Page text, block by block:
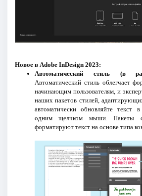
Новое в Adobe InDesign 2023:
Автоматический стиль (в
Автоматический стиль облегчает
начинающим пользователям, и
наших пакетов стилей,
автоматически обновляйте текст
одним щелчком мыши. Пакеты
форматируют текст на основе типа